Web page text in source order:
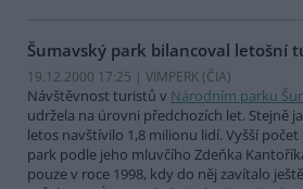
Šumavský park bilancoval letošní
19.12.2000 17:25 | VIMPERK (ČIA)
Návštěvnost turistů v Národním parku
udržela na úrovni předchozích let. Stejně
letos navštívilo 1,8 milionu lidí. Vyšší
park podle jeho mluvčího Zdeňka
pouze v roce 1998, kdy do něj zavítalo